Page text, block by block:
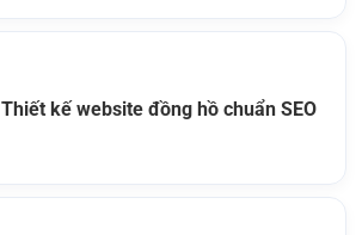
Thiết kế website đồng hồ chuẩn SEO